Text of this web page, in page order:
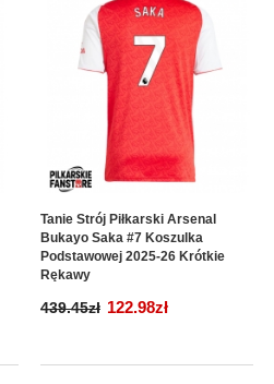
Tanie Strój Piłkarski Arsenal
Bukayo Saka #7 Koszulka
Podstawowej 2025-26 Krótkie
Rękawy
439.45zł 122.98zł